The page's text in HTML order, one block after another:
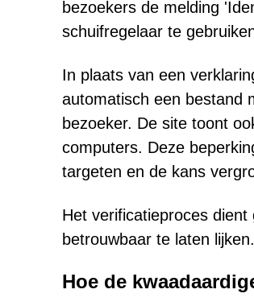
bezoekers de melding
schuifregelaar te
In plaats van een
automatisch een bestand
bezoeker. De site toont
computers. Deze
targeten en de kans
Het verificatieproces
betrouwbaar te laten lijken.
Hoe de